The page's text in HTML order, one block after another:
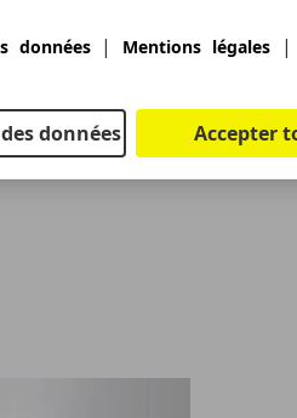
données| Mentions légales
données
Accepter
- 204 PK